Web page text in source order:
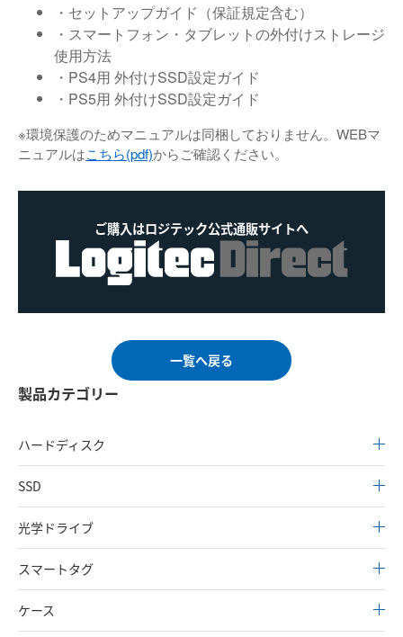
・セットアップガイド（保証規定含む）
・スマートフォン・タブレットの外付けストレージ
使用方法
・PS4用 外付けSSD設定ガイド
・PS5用 外付けSSD設定ガイド
※環境保護のためマニュアルは同梱しておりません。WEBマ
ニュアルはこちら(pdf)からご確認ください。
ご購入はロジテック公式通販サイトへ
一覧へ戻る
製品カテゴリー
ハードディスク
SSD
光学ドライブ
スマートタグ
ケース